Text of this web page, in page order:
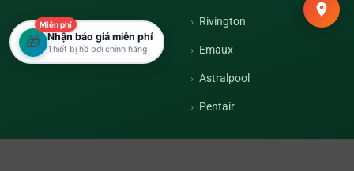
Rivington
Emaux
Astralpool
Pentair
Miễn phí
🎁 Nhận báo giá miễn phí
Thiết bị hồ bơi chính hãng